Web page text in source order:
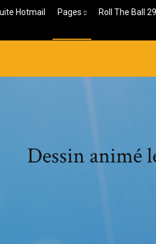
Hotmail Pages Roll The Ball 29
Dessin animé